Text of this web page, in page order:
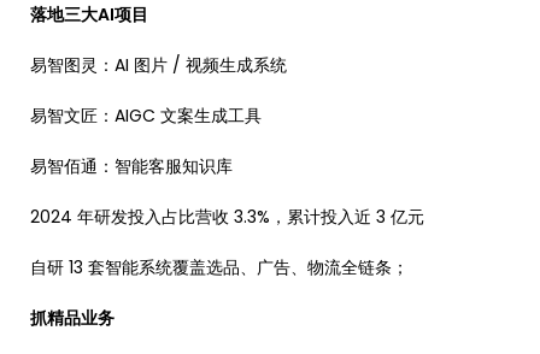
落地三大AI项目
易智图灵：AI 图片 / 视频生成系统
易智文匠：AIGC 文案生成工具
易智佰通：智能客服知识库
2024 年研发投入占比营收 3.3%，累计投入近 3 亿元
自研 13 套智能系统覆盖选品、广告、物流全链条；
抓精品业务